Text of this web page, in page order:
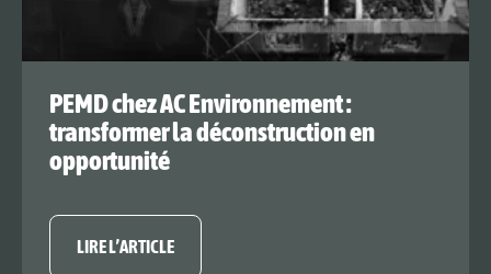
PEMD chez AC Environnement :
transformer la déconstruction en
opportunité
LIRE L’ARTICLE